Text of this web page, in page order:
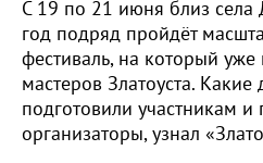
С 19 по 21 июня близ
год подряд пройдёт
фестиваль, на который уже
мастеров Златоуста.
подготовили участникам и
организаторы, узнал